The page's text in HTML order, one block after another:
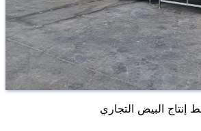
إنتاج البيض التجاري